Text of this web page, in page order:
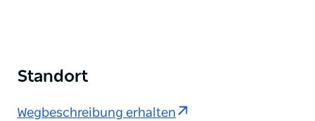
Standort
Wegbeschreibung erhalten